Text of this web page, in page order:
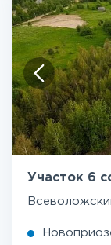
Участок 6